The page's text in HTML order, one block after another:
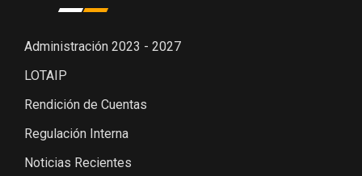
Administración 2023 - 2027
LOTAIP
Rendición de Cuentas
Regulación Interna
Noticias Recientes